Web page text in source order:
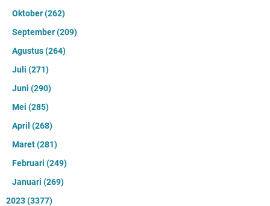
Oktober(262)
September(209)
Agustus(264)
Juli (271)
Juni (290)
Mei (285)
April (268)
Maret(281)
Februari (249)
Januari (269)
2023(3377)